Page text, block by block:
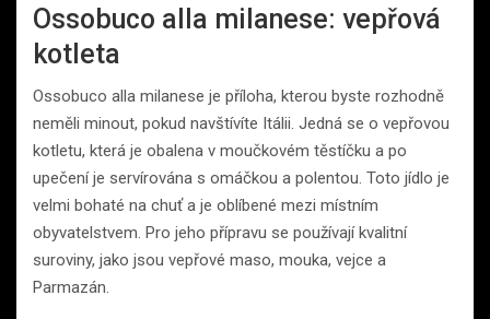
Ossobuco alla milanese: vepřová
kotleta
Ossobuco alla milanese je příloha, kterou byste rozhodně
neměli minout, pokud navštívíte Itálii. Jedná se o vepřovou
kotletu, která je obalena v moučkovém těstíčku a po
upečení je servírována s omáčkou a polentou. Toto jídlo je
velmi bohaté na chuť a je oblíbené mezi místním
obyvatelstvem. Pro jeho přípravu se používají kvalitní
suroviny, jako jsou vepřové maso, mouka, vejce a
Parmazán.